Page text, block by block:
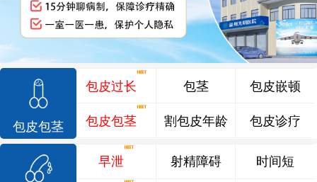
包皮包茎
包皮过长
包皮包茎
包茎
割包皮年龄
包皮嵌顿
包皮诊疗
早泄 射精障碍 时间短